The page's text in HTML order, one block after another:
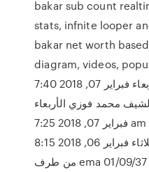
bakar sub count
stats, infnite looper
bakar net worth
diagram, videos,
الأربعاء فبراير 07, 2018 7:40 am من طرف حبيبه »
محمد فوزي الأربعاء
فبراير 07, 2018 7:25 am من طرف حبيبه » حلقات بكار
كامله .. الحلقه الاولى الثلاثاء فبراير 06, 2018 8:15 pm
من طرف ema 01/09/37 · الحلقة الاولى من مسلسل